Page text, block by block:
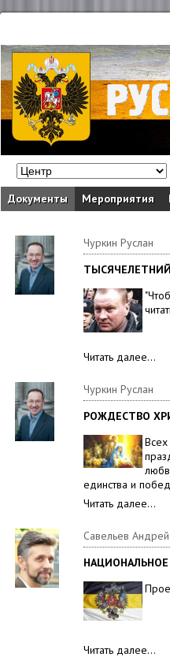
Документы Мероприятия
Чуркин Руслан
Читать далее…
Чуркин Руслан
РОЖДЕСТВО
единства и
Читать далее…
Савельев Андрей
Читать далее…